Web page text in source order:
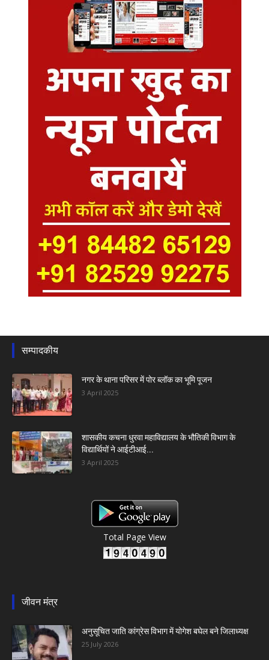
सम्पादकीय
नगर के थाना परिसर में पोर ब्लॉक का भूमि पूजन
3 April 2025
शासकीय कचना धुरवा महाविद्यालय के भौतिकी विभाग के
विद्यार्थियों ने आईटीआई...
3 April 2025
Total Page View
जीवन मंत्र
अनुसूचित जाति कांग्रेस विभाग में योगेश बघेल बने जिलाध्यक्ष
25 July 2026